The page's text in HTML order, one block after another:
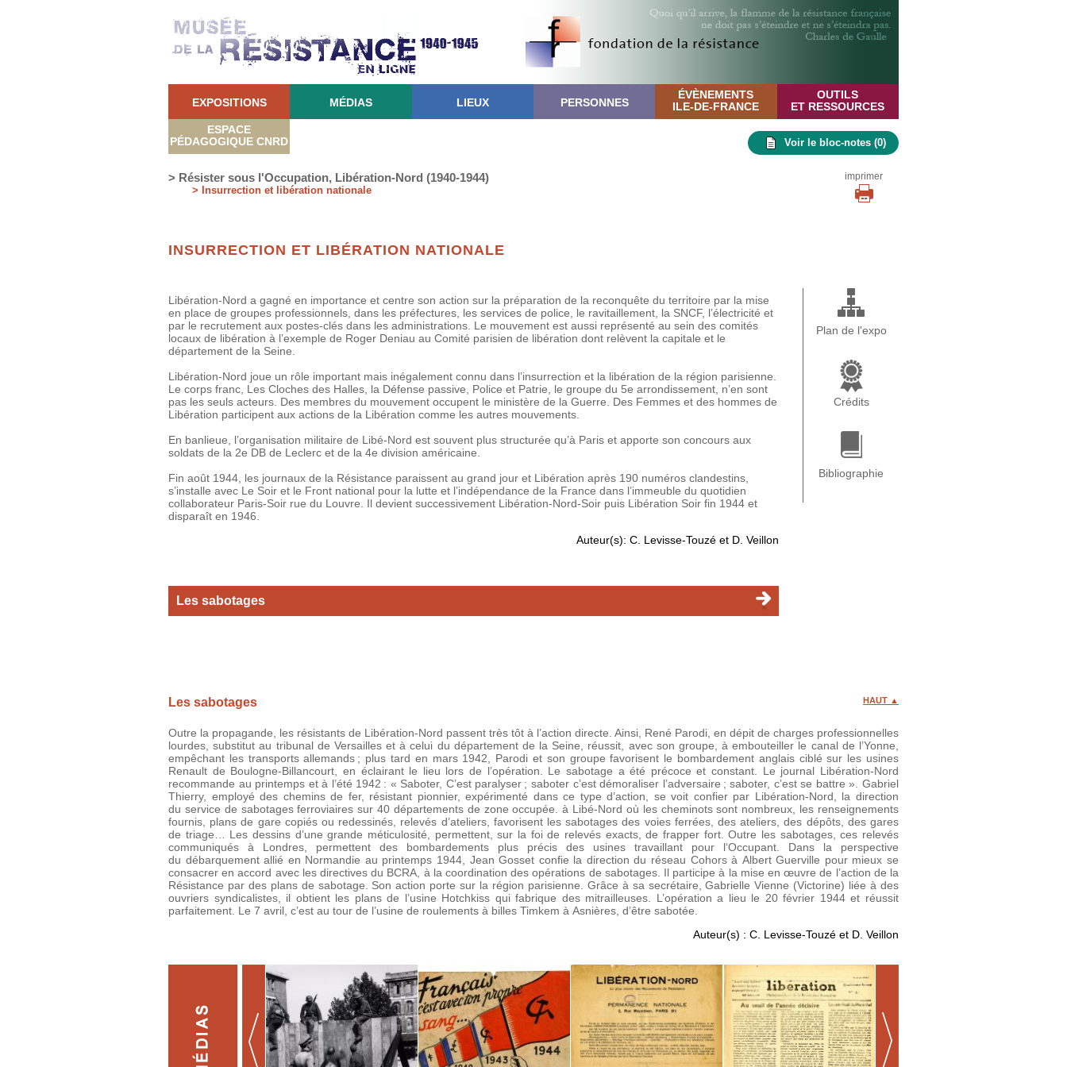
EXPOSITIONS MÉDIAS LIEUX PERSONNES
ÉVÈNEMENTS
ILE-DE-FRANCE
OUTILS
ET RESSOURCES
ESPACE
PÉDAGOGIQUE CNRD Voir le bloc-notes (0)
> Résister sous l'Occupation, Libération-Nord (1940-1944)
> Insurrection et libération nationale
imprimer
INSURRECTION ET LIBÉRATION NATIONALE
Libération-Nord a gagné en importance et centre son action sur la préparation de la reconquête du territoire par la mise
en place de groupes professionnels, dans les préfectures, les services de police, le ravitaillement, la SNCF, l’électricité et
par le recrutement aux postes-clés dans les administrations. Le mouvement est aussi représenté au sein des comités
locaux de libération à l’exemple de Roger Deniau au Comité parisien de libération dont relèvent la capitale et le
département de la Seine.
Libération-Nord joue un rôle important mais inégalement connu dans l’insurrection et la libération de la région parisienne.
Le corps franc, Les Cloches des Halles, la Défense passive, Police et Patrie, le groupe du 5e arrondissement, n’en sont
pas les seuls acteurs. Des membres du mouvement occupent le ministère de la Guerre. Des Femmes et des hommes de
Libération participent aux actions de la Libération comme les autres mouvements.
En banlieue, l’organisation militaire de Libé-Nord est souvent plus structurée qu’à Paris et apporte son concours aux
soldats de la 2e DB de Leclerc et de la 4e division américaine.
Fin août 1944, les journaux de la Résistance paraissent au grand jour et Libération après 190 numéros clandestins,
s’installe avec Le Soir et le Front national pour la lutte et l’indépendance de la France dans l’immeuble du quotidien
collaborateur Paris-Soir rue du Louvre. Il devient successivement Libération-Nord-Soir puis Libération Soir fin 1944 et
disparaît en 1946.
Auteur(s): C. Levisse-Touzé et D. Veillon
Les sabotages
Plan de l'expo
Crédits
Bibliographie
Les sabotages HAUT ▲
Outre la propagande, les résistants de Libération-Nord passent très tôt à l’action directe. Ainsi, René Parodi, en dépit de charges professionnelles
lourdes, substitut au tribunal de Versailles et à celui du département de la Seine, réussit, avec son groupe, à embouteiller le canal de l’Yonne,
empêchant les transports allemands ; plus tard en mars 1942, Parodi et son groupe favorisent le bombardement anglais ciblé sur les usines
Renault de Boulogne-Billancourt, en éclairant le lieu lors de l’opération. Le sabotage a été précoce et constant. Le journal Libération-Nord
recommande au printemps et à l’été 1942 : « Saboter, C’est paralyser ; saboter c’est démoraliser l’adversaire ; saboter, c’est se battre ». Gabriel
Thierry, employé des chemins de fer, résistant pionnier, expérimenté dans ce type d’action, se voit confier par Libération-Nord, la direction
du service de sabotages ferroviaires sur 40 départements de zone occupée. à Libé-Nord où les cheminots sont nombreux, les renseignements
fournis, plans de gare copiés ou redessinés, relevés d’ateliers, favorisent les sabotages des voies ferrées, des ateliers, des dépôts, des gares
de triage… Les dessins d’une grande méticulosité, permettent, sur la foi de relevés exacts, de frapper fort. Outre les sabotages, ces relevés
communiqués à Londres, permettent des bombardements plus précis des usines travaillant pour l‘Occupant. Dans la perspective
du débarquement allié en Normandie au printemps 1944, Jean Gosset confie la direction du réseau Cohors à Albert Guerville pour mieux se
consacrer en accord avec les directives du BCRA, à la coordination des opérations de sabotages. Il participe à la mise en œuvre de l’action de la
Résistance par des plans de sabotage. Son action porte sur la région parisienne. Grâce à sa secrétaire, Gabrielle Vienne (Victorine) liée à des
ouvriers syndicalistes, il obtient les plans de l’usine Hotchkiss qui fabrique des mitrailleuses. L’opération a lieu le 20 février 1944 et réussit
parfaitement. Le 7 avril, c’est au tour de l’usine de roulements à billes Timkem à Asnières, d’être sabotée.
Auteur(s) : C. Levisse-Touzé et D. Veillon